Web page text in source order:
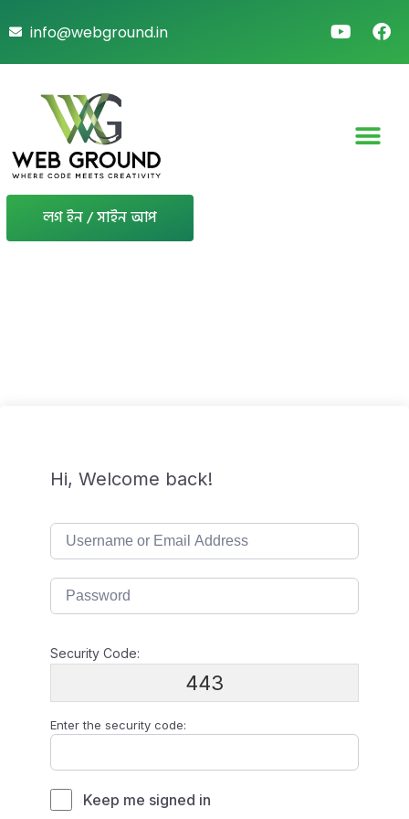
info@webground.in
লগ ইন / সাইন আপ
Hi, Welcome back!
Security Code:
443
Enter the security code:
Keep me signed in